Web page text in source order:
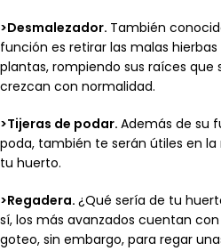
>Desmalezador. También
función es retirar las malas
plantas, rompiendo sus raíces que
crezcan con normalidad.
>Tijeras de podar. Además de su
poda, también te serán útiles en
tu huerto.
>Regadera. ¿Qué sería de tu
sí, los más avanzados cuentan
goteo, sin embargo, para regar